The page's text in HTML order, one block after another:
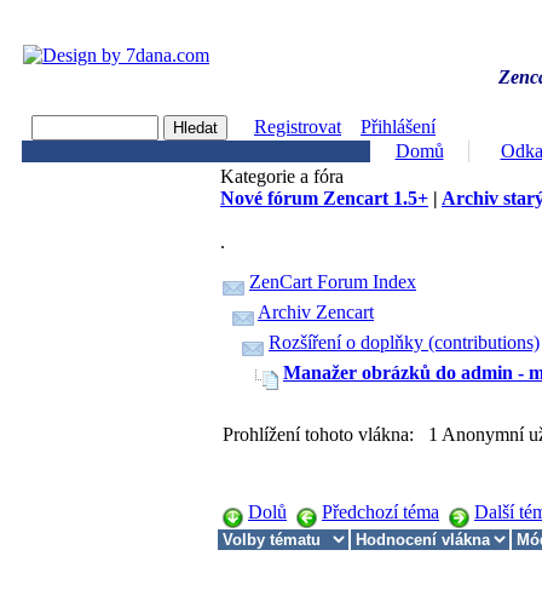
Registrovat
Přihlášení
Domů
Kategorie a fóra
Nové fórum Zencart 1.5+ | Archiv
.
ZenCart Forum Index
Archiv Zencart
Rozšíření o doplňky (contributions)
Manažer obrázků do admin -
Prohlížení tohoto vlákna: 1 Anonymní
Dolů Předchozí téma Další